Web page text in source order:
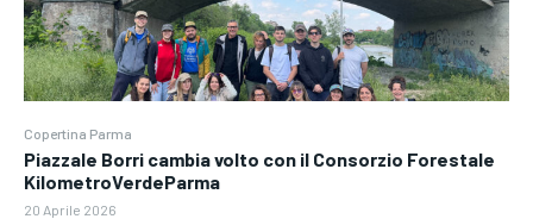
Copertina Parma
Piazzale Borri cambia volto con il Consorzio Forestale
KilometroVerdeParma
20 Aprile 2026